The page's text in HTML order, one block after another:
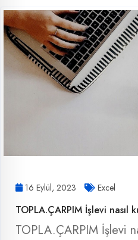
16 Eylül, 2023 Excel
TOPLA.ÇARPIM İşlevi nasıl
TOPLA.ÇARPIM İşlevi